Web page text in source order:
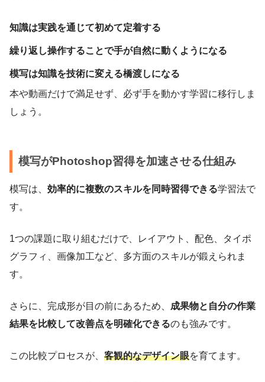
知識は実践を通じて初めて定着する
繰り返し操作することで手が自然に動くようになる
模写は知識を技術に変える橋渡しになる
本や動画だけで満足せず、必ず手を動かす学習に移行しま
しょう。
模写がPhotoshop習得を加速させる仕組み
模写は、 効率的に複数のスキルを同時習得できる学習法で
す。
1つの課題に取り組むだけで、レイアウト、配色、タイポ
グラフィ、画像加工など、多方面のスキルが鍛えられま
す。
さらに、完成形が目の前にあるため、 成果物と自分の作業
結果を比較して改善点を明確化できるのも強みです。
この比較プロセスが、 客観的なデザイン眼を育てます。